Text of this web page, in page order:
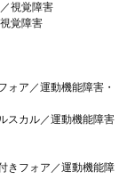
視覚障害
覚障害
ォア／運動機能障害・
スカル／運動機能障害
きフォア／運動機能障